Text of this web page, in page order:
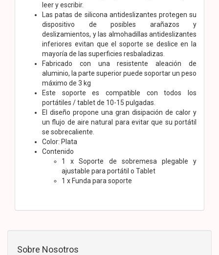
leer y escribir.
Las patas de silicona antideslizantes protegen su
dispositivo de posibles arañazos y
deslizamientos, y las almohadillas antideslizantes
inferiores evitan que el soporte se deslice en la
mayoría de las superficies resbaladizas.
Fabricado con una resistente aleación de
aluminio, la parte superior puede soportar un peso
máximo de 3 kg
Este soporte es compatible con todos los
portátiles / tablet de 10-15 pulgadas.
El diseño propone una gran disipación de calor y
un flujo de aire natural para evitar que su portátil
se sobrecaliente.
Color: Plata
Contenido
1 x Soporte de sobremesa plegable y
ajustable para portátil o Tablet
1 x Funda para soporte
Sobre Nosotros